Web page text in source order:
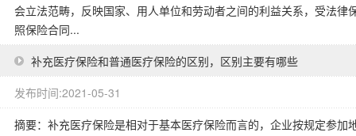
会立法范畴，反映国家、用人单位和劳动者之间的利益关系，受法
照保险合同...
补充医疗保险和普通医疗保险的区别，区别主要有哪些
发布时间:2021-05-31
摘要：补充医疗保险是相对于基本医疗保险而言的，企业按规定参